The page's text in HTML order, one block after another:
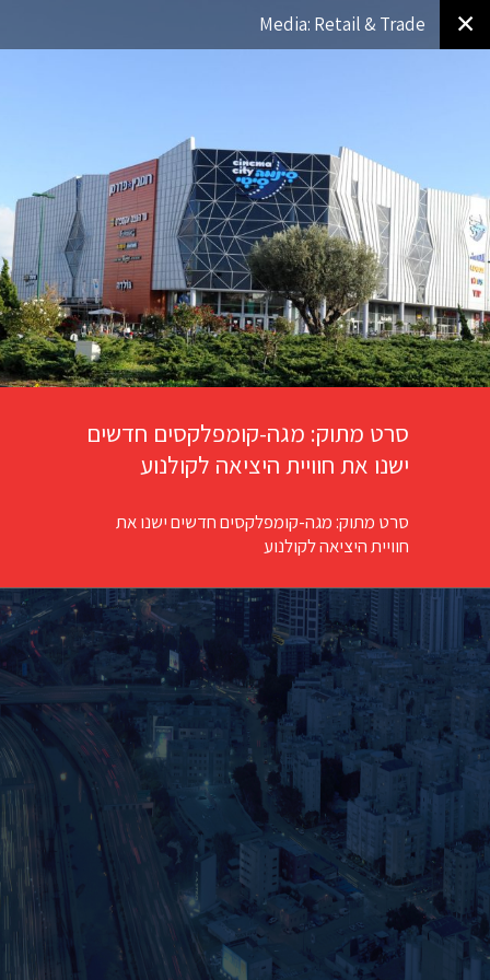
✕
Media: Retail & Trade
סרט מתוק: מגה-קומפלקסים חדשים
ישנו את חוויית היציאה לקולנוע
סרט מתוק: מגה-קומפלקסים חדשים ישנו את
חוויית היציאה לקולנוע